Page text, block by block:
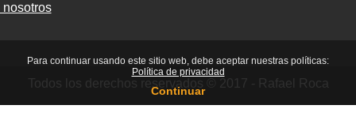
Para continuar usando este sitio web, debe aceptar nuestras políticas:
Política de privacidad
Continuar
Todos los derechos reservados © 2017 - Rafael Roca